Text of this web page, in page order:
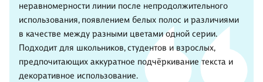
неравномерности линии после непродолжительного
использования, появлением белых полос и различиями
в качестве между разными цветами одной серии.
Подходит для школьников, студентов и взрослых,
предпочитающих аккуратное подчёркивание текста и
декоративное использование.